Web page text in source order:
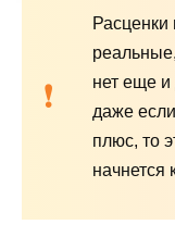
нет еще
даже
плюс, то
начнется